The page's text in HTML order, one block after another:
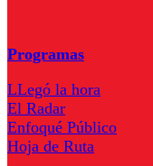
Programas
LLegó la hora
El Radar
Enfoqué Público
Hoja de Ruta